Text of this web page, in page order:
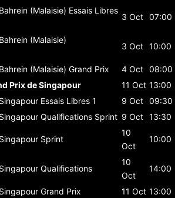
(Malaisie) Essais Libres
3 Oct 07:00
(Malaisie)
3 Oct 10:00
(Malaisie) Grand Prix 4 Oct 08:00
Prix de Singapour
11 Oct 13:00
Essais Libres 1 9 Oct 09:30
Qualifications Sprint 9 Oct 13:30
Sprint
10
Oct
10:00
Qualifications
10
Oct
14:00
Grand Prix 11 Oct 13:00